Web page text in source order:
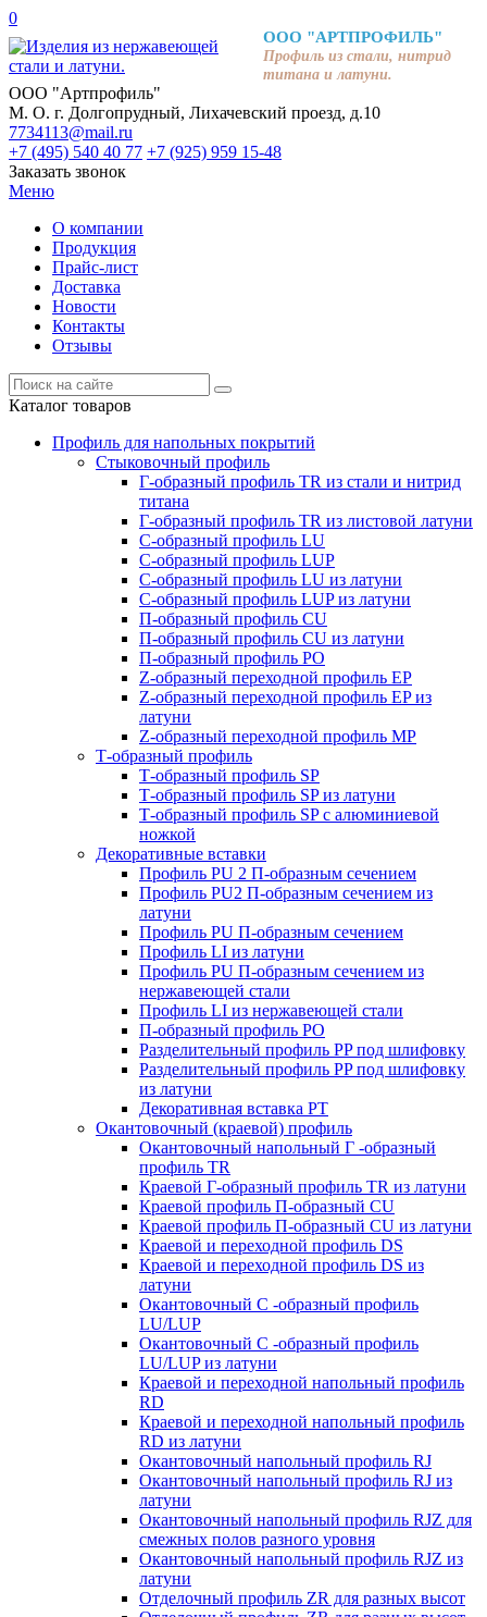
0
ООО "АРТПРОФИЛЬ"
Профиль из стали, нитрид
титана и латуни.
ООО "Артпрофиль"
М. О. г. Долгопрудный, Лихачевский проезд, д.10
7734113@mail.ru
+7 (495) 540 40 77 +7 (925) 959 15-48
Заказать звонок
Меню
О компании
Продукция
Прайс-лист
Доставка
Новости
Контакты
Отзывы
Каталог товаров
Профиль для напольных покрытий
Стыковочный профиль
Г-образный профиль TR из стали и нитрид
титана
Г-образный профиль TR из листовой латуни
C-образный профиль LU
C-образный профиль LUP
C-образный профиль LU из латуни
C-образный профиль LUP из латуни
П-образный профиль CU
П-образный профиль CU из латуни
П-образный профиль PO
Z-образный переходной профиль EP
Z-образный переходной профиль EP из
латуни
Z-образный переходной профиль MP
Т-образный профиль
Т-образный профиль SP
Т-образный профиль SP из латуни
Т-образный профиль SP c алюминиевой
ножкой
Декоративные вставки
Профиль PU 2 П-образным сечением
Профиль PU2 П-образным сечением из
латуни
Профиль PU П-образным сечением
Профиль LI из латуни
Профиль PU П-образным сечением из
нержавеющей стали
Профиль LI из нержавеющей стали
П-образный профиль PO
Разделительный профиль PP под шлифовку
Разделительный профиль PP под шлифовку
из латуни
Декоративная вставка PT
Окантовочный (краевой) профиль
Окантовочный напольный Г -образный
профиль TR
Краевой Г-образный профиль TR из латуни
Краевой профиль П-образный CU
Краевой профиль П-образный CU из латуни
Краевой и переходной профиль DS
Краевой и переходной профиль DS из
латуни
Окантовочный С -образный профиль
LU/LUP
Окантовочный С -образный профиль
LU/LUP из латуни
Краевой и переходной напольный профиль
RD
Краевой и переходной напольный профиль
RD из латуни
Окантовочный напольный профиль RJ
Окантовочный напольный профиль RJ из
латуни
Окантовочный напольный профиль RJZ для
смежных полов разного уровня
Окантовочный напольный профиль RJZ из
латуни
Отделочный профиль ZR для разных высот